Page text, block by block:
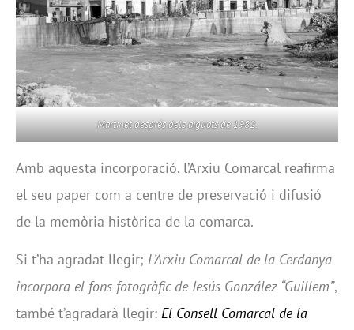
Martinet després dels aiguats de 1982.
Amb aquesta incorporació, l’Arxiu Comarcal reafirma
el seu paper com a centre de preservació i difusió
de la memòria històrica de la comarca.
Si t’ha agradat llegir; L’Arxiu Comarcal de la Cerdanya
incorpora el fons fotogràfic de Jesús González “Guillem”,
també t’agradarà llegir: El Consell Comarcal de la